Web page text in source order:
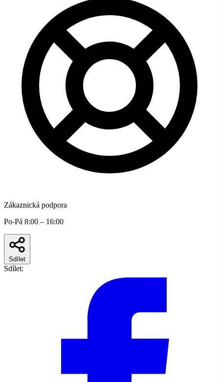
Zákaznická podpora
Po-Pá 8:00 – 16:00
Sdílet
Sdílet: